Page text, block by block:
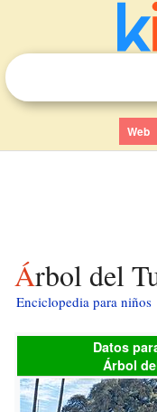
Web
Árbol del
Enciclopedia para niños
Datos
Árbol